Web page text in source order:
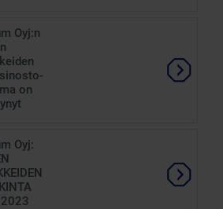
Oyj:n
on
Oyj: